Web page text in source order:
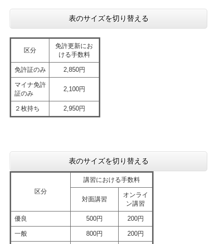
表のサイズを切り替える
区分
免許更新にお
ける手数料
免許証のみ 2,850円
マイナ免許
証のみ
2,100円
２枚持ち 2,950円
表のサイズを切り替える
区分
講習における手数料
対面講習
オンライ
ン講習
優良 500円 200円
一般 800円 200円